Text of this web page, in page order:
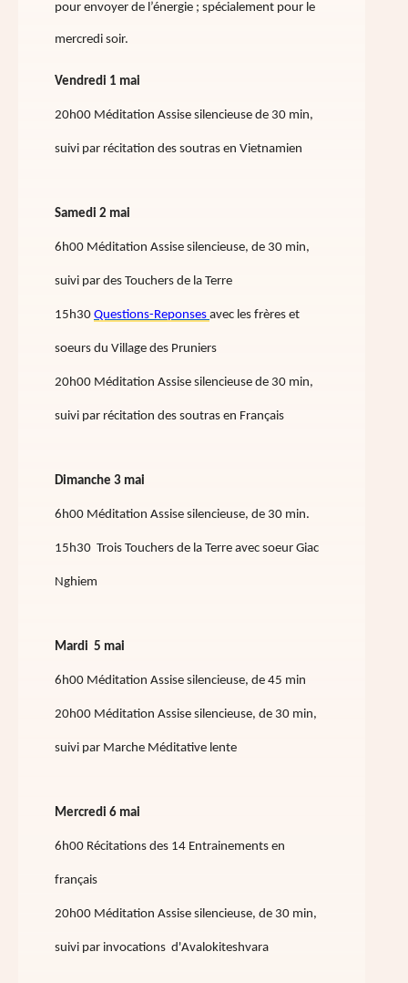
pour envoyer de l’énergie ; spécialement pour le
mercredi soir.
Vendredi 1 mai
20h00 Méditation Assise silencieuse de 30 min,
suivi par récitation des soutras en Vietnamien
Samedi 2 mai
6h00 Méditation Assise silencieuse, de 30 min,
suivi par des Touchers de la Terre
15h30 Questions-Reponses avec les frères et
soeurs du Village des Pruniers
20h00 Méditation Assise silencieuse de 30 min,
suivi par récitation des soutras en Français
Dimanche 3 mai
6h00 Méditation Assise silencieuse, de 30 min.
15h30 Trois Touchers de la Terre avec soeur Giac
Nghiem
Mardi 5 mai
6h00 Méditation Assise silencieuse, de 45 min
20h00 Méditation Assise silencieuse, de 30 min,
suivi par Marche Méditative lente
Mercredi 6 mai
6h00 Récitations des 14 Entrainements en
français
20h00 Méditation Assise silencieuse, de 30 min,
suivi par invocations d'Avalokiteshvara